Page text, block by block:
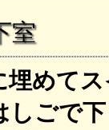
室
埋めて
しごで